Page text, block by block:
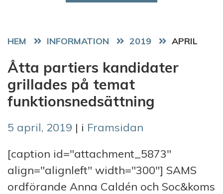
HEM 2019 APRIL
Åtta partiers kandidater
grillades på temat
funktionsnedsättning
5 april, 2019 | i Framsidan
[caption id="attachment_5873"
align="alignleft" width="300"] SAMS
ordförande Anna Caldén och Soc&koms